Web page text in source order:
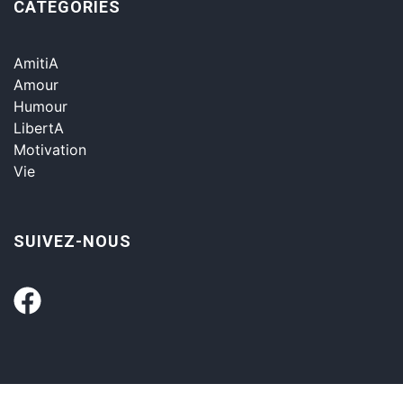
CATÉGORIES
AmitiA
Amour
Humour
LibertA
Motivation
Vie
SUIVEZ-NOUS